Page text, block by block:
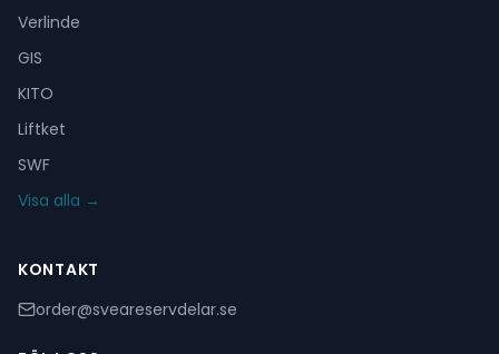
Verlinde
GIS
KITO
Liftket
SWF
Visa alla →
KONTAKT
order@sveareservdelar.se